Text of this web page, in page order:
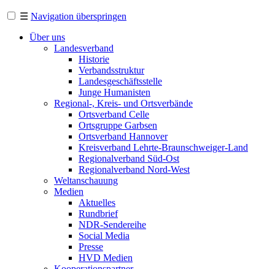
☰ Navigation überspringen
Über uns
Landesverband
Historie
Verbandsstruktur
Landesgeschäftsstelle
Junge Humanisten
Regional-, Kreis- und Ortsverbände
Ortsverband Celle
Ortsgruppe Garbsen
Ortsverband Hannover
Kreisverband Lehrte-Braunschweiger-Land
Regionalverband Süd-Ost
Regionalverband Nord-West
Weltanschauung
Medien
Aktuelles
Rundbrief
NDR-Sendereihe
Social Media
Presse
HVD Medien